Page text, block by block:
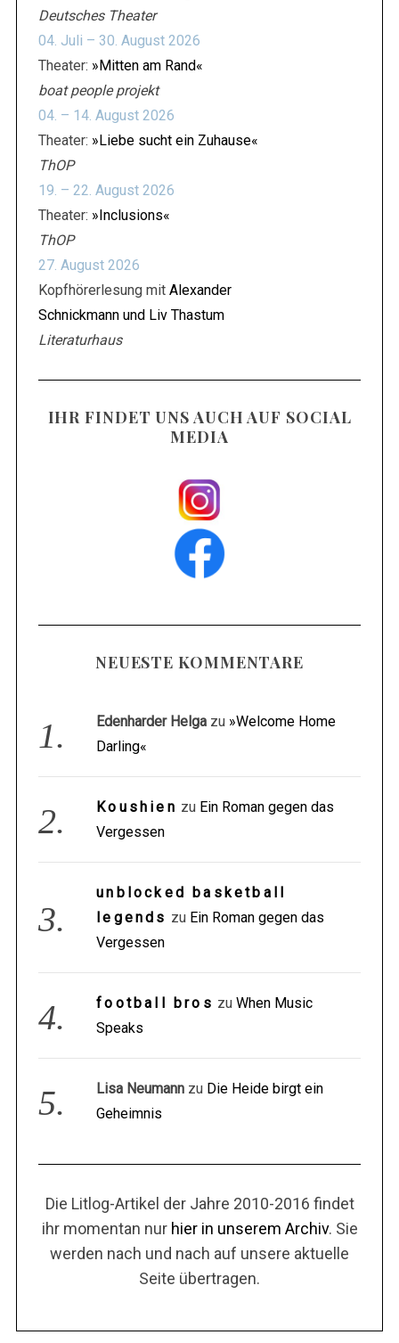
Deutsches Theater
04. Juli – 30. August 2026
Theater: »Mitten am Rand«
boat people projekt
04. – 14. August 2026
Theater: »Liebe sucht ein Zuhause«
ThOP
19. – 22. August 2026
Theater: »Inclusions«
ThOP
27. August 2026
Kopfhörerlesung mit Alexander
Schnickmann und Liv Thastum
Literaturhaus
IHR FINDET UNS AUCH AUF SOCIAL
MEDIA
NEUESTE KOMMENTARE
Edenharder Helga zu »Welcome Home
Darling«
Koushien zu Ein Roman gegen das
Vergessen
unblocked basketball
legends zu Ein Roman gegen das
Vergessen
football bros zu When Music
Speaks
Lisa Neumann zu Die Heide birgt ein
Geheimnis
Die Litlog-Artikel der Jahre 2010-2016 findet
ihr momentan nur hier in unserem Archiv. Sie
werden nach und nach auf unsere aktuelle
Seite übertragen.